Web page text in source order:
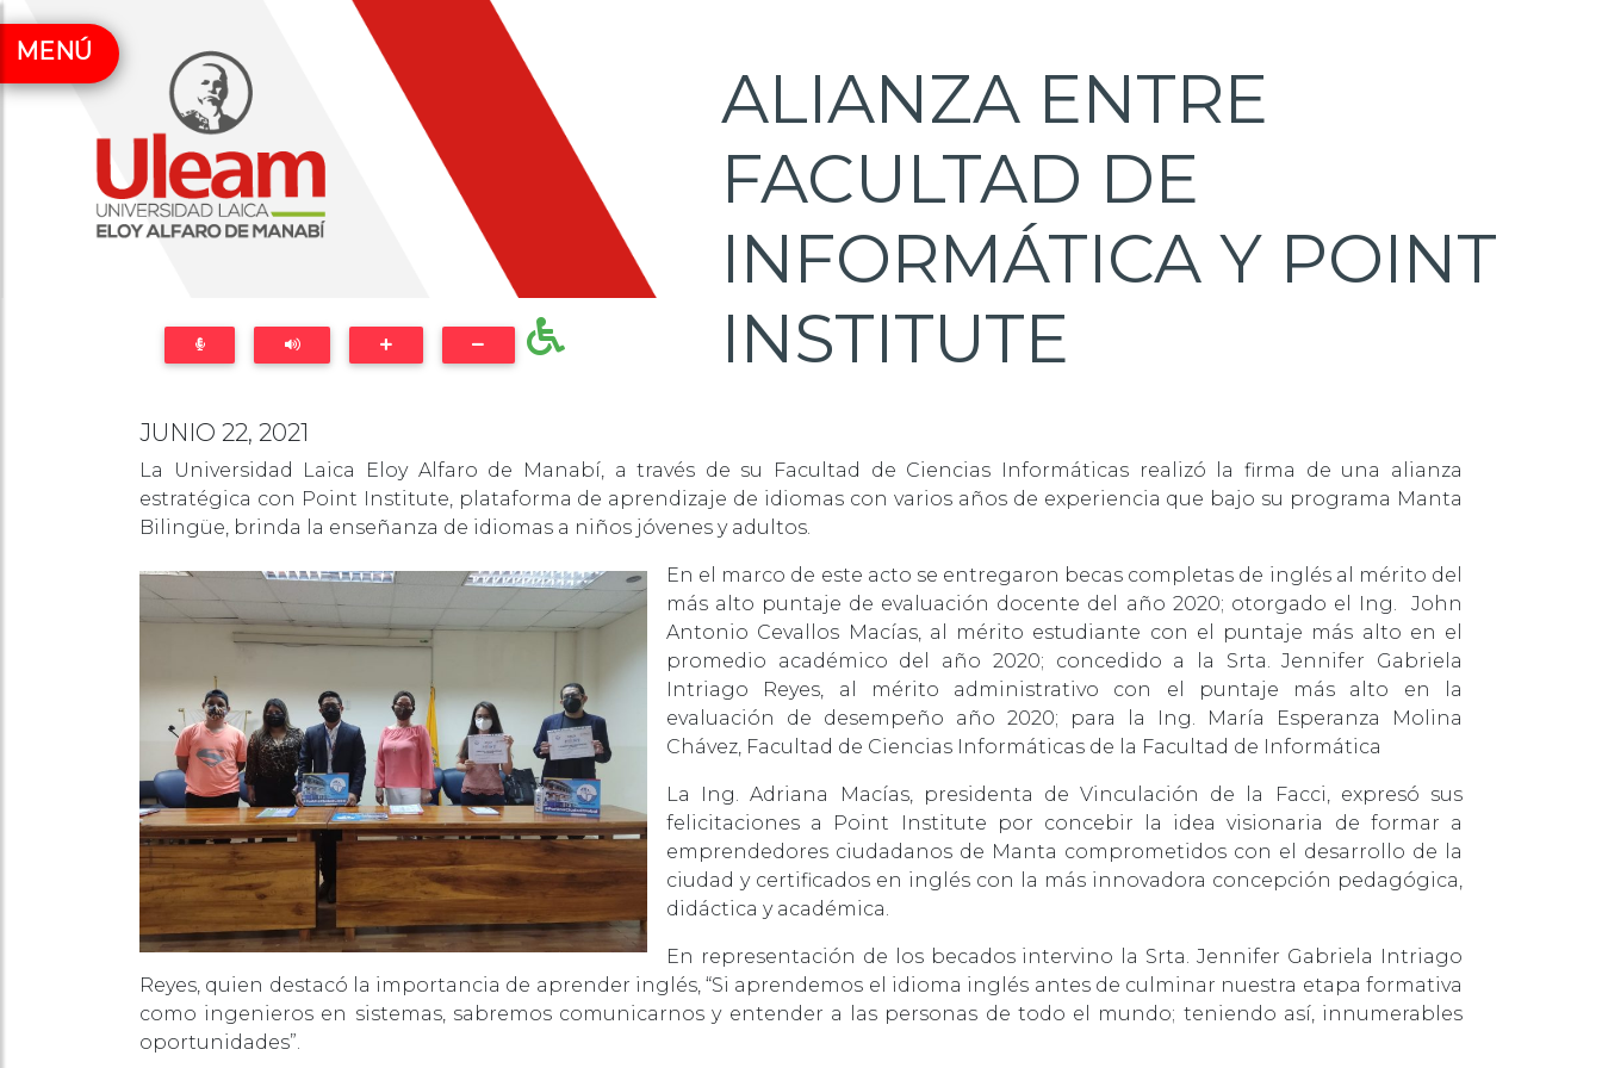
MENÚ
ALIANZA ENTRE
FACULTAD DE
INFORMÁTICA Y POINT
INSTITUTE
JUNIO 22, 2021
La Universidad Laica Eloy Alfaro de Manabí, a través de su Facultad de Ciencias Informáticas realizó la firma de una alianza
estratégica con Point Institute, plataforma de aprendizaje de idiomas con varios años de experiencia que bajo su programa Manta
Bilingüe, brinda la enseñanza de idiomas a niños jóvenes y adultos.
En el marco de este acto se entregaron becas completas de inglés al mérito del
más alto puntaje de evaluación docente del año 2020; otorgado el Ing. John
Antonio Cevallos Macías, al mérito estudiante con el puntaje más alto en el
promedio académico del año 2020; concedido a la Srta. Jennifer Gabriela
Intriago Reyes, al mérito administrativo con el puntaje más alto en la
evaluación de desempeño año 2020; para la Ing. María Esperanza Molina
Chávez, Facultad de Ciencias Informáticas de la Facultad de Informática
La Ing. Adriana Macías, presidenta de Vinculación de la Facci, expresó sus
felicitaciones a Point Institute por concebir la idea visionaria de formar a
emprendedores ciudadanos de Manta comprometidos con el desarrollo de la
ciudad y certificados en inglés con la más innovadora concepción pedagógica,
didáctica y académica.
En representación de los becados intervino la Srta. Jennifer Gabriela Intriago
Reyes, quien destacó la importancia de aprender inglés, “Si aprendemos el idioma inglés antes de culminar nuestra etapa formativa
como ingenieros en sistemas, sabremos comunicarnos y entender a las personas de todo el mundo; teniendo así, innumerables
oportunidades”.